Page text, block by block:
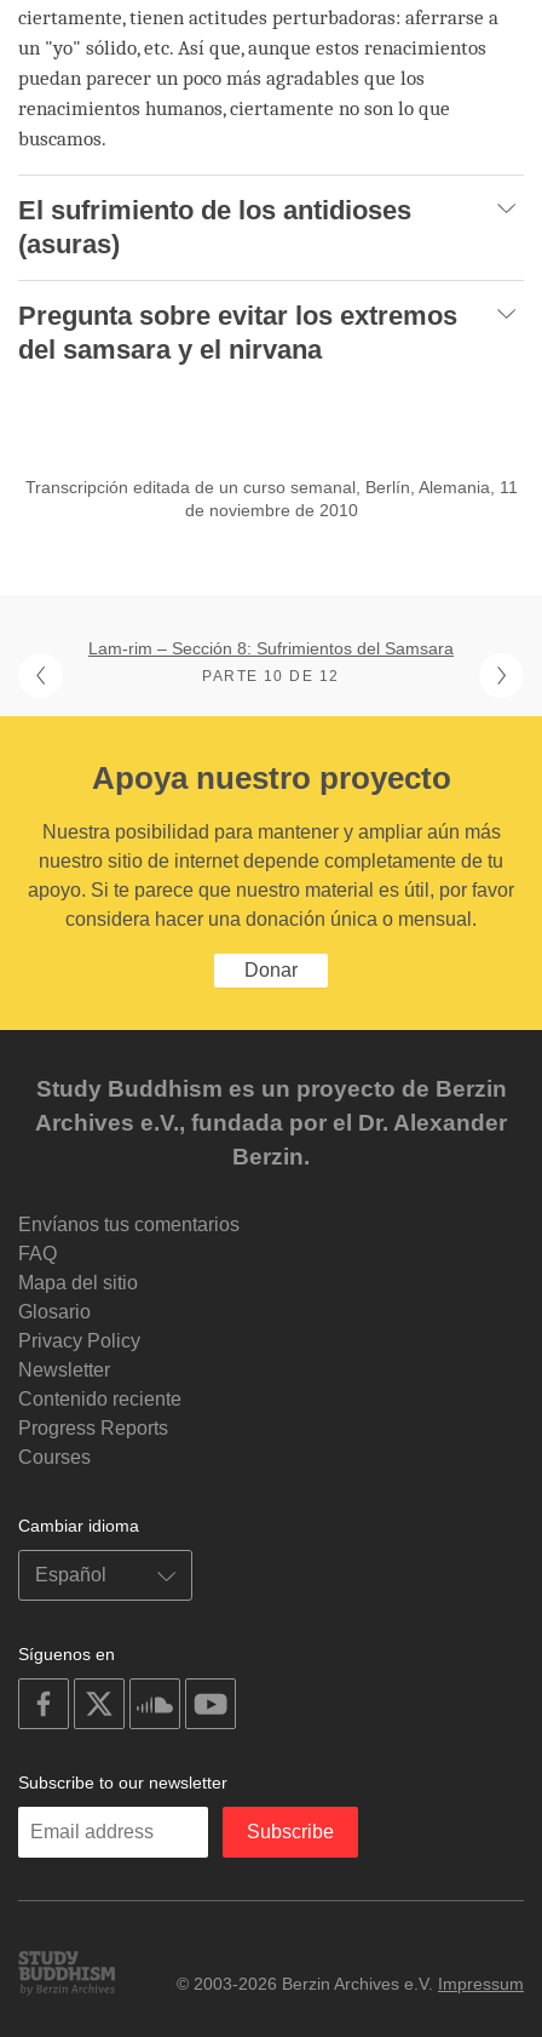
ciertamente, tienen actitudes perturbadoras: aferrarse a
un "yo" sólido, etc. Así que, aunque estos renacimientos
puedan parecer un poco más agradables que los
renacimientos humanos, ciertamente no son lo que
buscamos.
El sufrimiento de los antidioses
(asuras)
Pregunta sobre evitar los extremos
del samsara y el nirvana
Transcripción editada de un curso semanal, Berlín, Alemania, 11
de noviembre de 2010
Lam-rim – Sección 8: Sufrimientos del Samsara
PARTE 10 DE 12
Apoya nuestro proyecto
Nuestra posibilidad para mantener y ampliar aún más
nuestro sitio de internet depende completamente de tu
apoyo. Si te parece que nuestro material es útil, por favor
considera hacer una donación única o mensual.
Donar
Study Buddhism es un proyecto de Berzin
Archives e.V., fundada por el Dr. Alexander
Berzin.
Envíanos tus comentarios
FAQ
Mapa del sitio
Glosario
Privacy Policy
Newsletter
Contenido reciente
Progress Reports
Courses
Cambiar idioma
Síguenos en
on
facebook
soundcloud
Subscribe to our newsletter
Enter
Subscribe
Study
Buddhism
© 2003-2026 Berzin Archives e.V. Impressum